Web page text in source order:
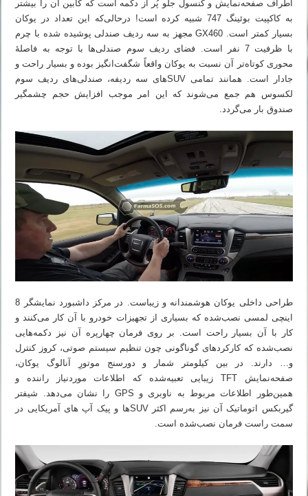
اطراف صفحه‌نمایش و کنسول جلو پُر از دکمه است که کابین آن را بیشتر
به کاکپیت بوئینگ 747 شبیه کرده است! درحالی‌که این تعداد در یوکان
بسیار کمتر است. GX460 مجهز به سه ردیف صندلی پوشیده شده با چرم
با ظرفیت 7 نفر است. فضای ردیف سوم صندلی‌ها با توجه به فاصلهٔ
محوری کوتاه‌تر آن نسبت به یوکان واقعاً شگفت‌انگیز بوده و بسیار راحت و
جادار است. همانند تمامی SUVهای سه ردیفه، صندلی‌های ردیف سوم
لکسوس هم جمع می‌شوند که این امر موجب افزایش حجم چشمگیر
صندوق بار می‌گردد.
طراحی داخلی یوکان هوشمندانه و زیباست. در مرکز داشبورد نمایشگر 8
اینچی لمسی نصب‌شده که بسیاری از تجهیزات خودرو با آن کار می‌کنند و
کار با آن بسیار راحت است. بر روی فرمان چهارپره آن نیز دکمه‌هایی
نصب‌شده که کارکردهای گوناگونی چون تنظیم سیستم صوتی، کروز کنترل
و… دارند. در بین کیلومتر شمار و دورسنج موتورِ آنالوگ یوکان،
صفحه‌نمایش TFT زیبایی تعبیه‌شده که اطلاعات موردنیاز راننده و
همین‌طور اطلاعات مربوط به ناوبری و GPS را نشان می‌دهد. شیفتر
گیربکس اتوماتیک آن نیز به‌رسم اکثر SUVها و پیک آپ های آمریکایی در
سمت راست فرمان نصب‌شده است.